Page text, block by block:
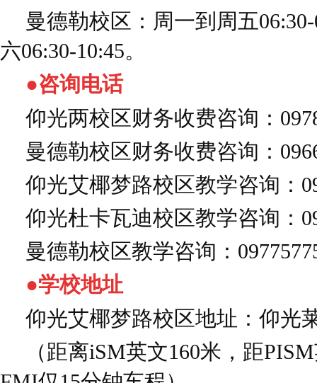
曼德勒校区：周一到周五
六06:30-10:45。
●咨询电话
仰光两校区财务收费咨询：
曼德勒校区财务收费咨询：
仰光艾椰梦路校区教学咨询：
仰光杜卡瓦迪校区教学咨询：
曼德勒校区教学咨询：
●学校地址
仰光艾椰梦路校区地址：仰光
（距离iSM英文160米，距